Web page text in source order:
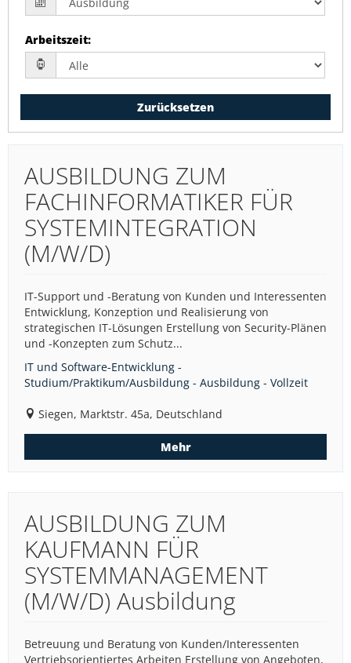
Arbeitszeit:
Zurücksetzen
AUSBILDUNG ZUM
FACHINFORMATIKER FÜR
SYSTEMINTEGRATION
(M/W/D)
IT-Support und -Beratung von Kunden und Interessenten
Entwicklung, Konzeption und Realisierung von
strategischen IT-Lösungen Erstellung von Security-Plänen
und -Konzepten zum Schutz...
IT und Software-Entwicklung -
Studium/Praktikum/Ausbildung - Ausbildung - Vollzeit
Siegen, Marktstr. 45a, Deutschland
Mehr
AUSBILDUNG ZUM
KAUFMANN FÜR
SYSTEMMANAGEMENT
(M/W/D) Ausbildung
Betreuung und Beratung von Kunden/Interessenten
Vertriebsorientiertes Arbeiten Erstellung von Angeboten,